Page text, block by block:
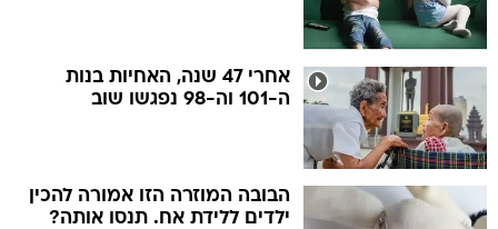
אחרי 47 שנה, האחיות בנות
ה-101 וה-98 נפגשו שוב
הבובה המוזרה הזו אמורה להכין
ילדים ללידת אח. תנסו אותה?